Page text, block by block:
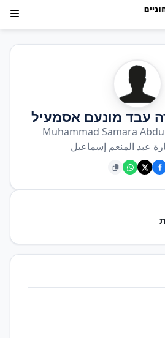
עבד מונעם אסמעיל
Muhammad Samara
عبد المنعم إسماعيل